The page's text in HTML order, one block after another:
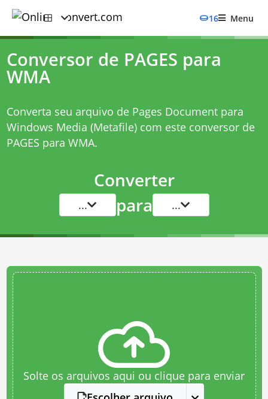
16 Menu
Conversor de PAGES para
WMA
Converta seu arquivo de Pages Document para
Windows Media (Metafile) com este conversor de
PAGES para WMA.
Converter
... para ...
Solte os arquivos aqui ou clique para enviar